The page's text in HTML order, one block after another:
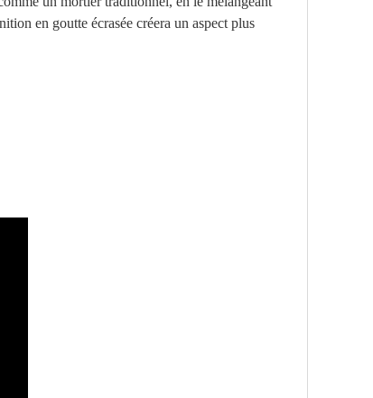
en goutte écrasée créera un aspect plus